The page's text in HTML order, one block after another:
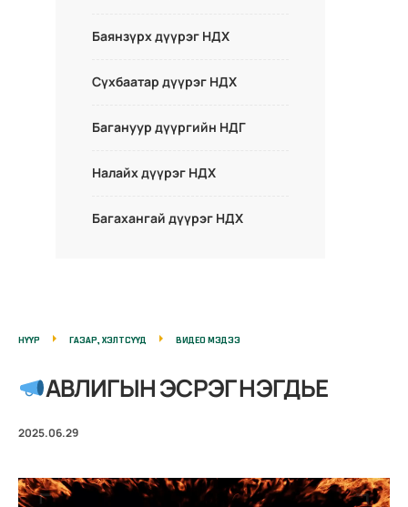
Баянзүрх дүүрэг НДХ
Сүхбаатар дүүрэг НДХ
Багануур дүүргийн НДГ
Налайх дүүрэг НДХ
Багахангай дүүрэг НДХ
НҮҮР ГАЗАР, ХЭЛТСҮҮД ВИДЕО МЭДЭЭ
АВЛИГЫН ЭСРЭГ НЭГДЬЕ
2025.06.29
V